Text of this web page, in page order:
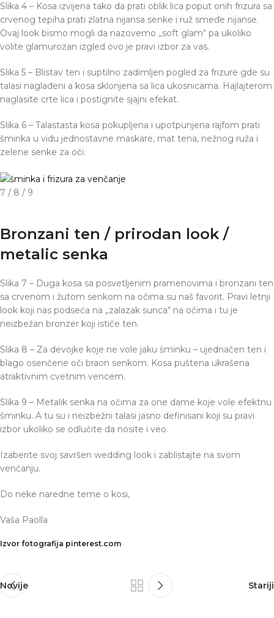
Slika 4 – Kosa izvijena tako da prati oblik lica poput onih frizura sa
crvenog tepiha prati zlatna nijansa senke i ruž smeđe nijanse.
Ovaj look bismo mogli da nazovemo „soft glam“ pa ukoliko
volite glamurozan izgled ovo je pravi izbor za vas.
Slika 5 – Blistav ten i suptilno zadimljen pogled za frizure gde su
talasi naglađeni a kosa sklonjena sa lica ukosnicama. Hajlajterom
naglasite crte lica i postignite sjajni efekat.
Slika 6 – Talastasta kosa pokupljena i upotpunjena rajfom prati
šminka u vidu jednostavne maskare, mat tena, nežnog ruža i
zelene senke za oči.
7 / 8 / 9
Bronzani ten / prirodan look /
metalic senka
Slika 7 – Duga kosa sa posvetljenim pramenovima i bronzani ten
sa crvenom i žutom senkom na očima su naš favorit. Pravi letnji
look koji nas podseća na „zalazak sunca“ na očima i tu je
neizbežan bronzer koji ističe ten.
Slika 8 – Za devojke koje ne vole jaku šminku – ujednačen ten i
blago osenčene oči braon senkom. Kosa puštena ukrašena
atraktivnim cvetnim vencem.
Slika 9 – Metalik senka na očima za one dame koje vole efektnu
šminku. A tu su i neizbežni talasi jasno definisani koji su pravi
izbor ukoliko se odlučite da nosite i veo.
Izaberite svoj savršen wedding look i zablistajte na svom
venčanju.
Do neke naredne teme o kosi,
Vaša Paolla
Izvor fotografija pinterest.com
Novije Stariji